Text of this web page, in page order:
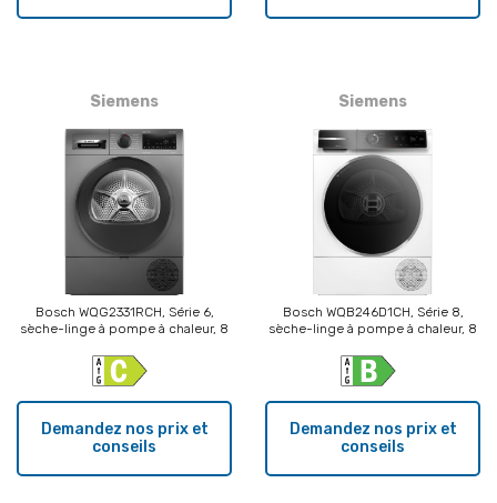
Siemens
Bosch WQG2331RCH, Série 6,
sèche-linge à pompe à chaleur, 8
Demandez nos prix et
conseils
Siemens
Bosch WQB246D1CH, Série 8,
sèche-linge à pompe à chaleur, 8
Demandez nos prix et
conseils